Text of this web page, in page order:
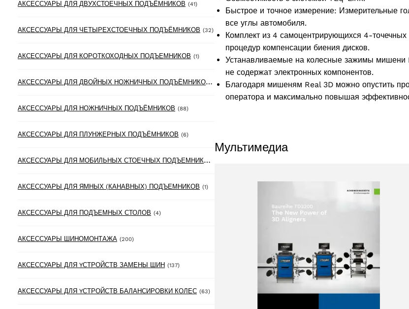
АКСЕССУАРЫ ДЛЯ ДВУХСТОЕЧНЫХ ПОДЪЁМНИКОВ (41)41 products
АКСЕССУАРЫ ДЛЯ ЧЕТЫРЕХСТОЕЧНЫХ ПОДЪЁМНИКОВ (32)32 products
АКСЕССУАРЫ ДЛЯ КОРОТКОХОДНЫХ ПОДЪЕМНИКОВ (1)1 product
А
КСЕССУАРЫ ДЛЯ ДВОЙНЫХ НОЖНИЧНЫХ ПОДЪЁМНИКОВ (6) 6 products
АКСЕССУАРЫ ДЛЯ НОЖНИЧНЫХ ПОДЪЁМНИКОВ (88)88 products
АКСЕССУАРЫ ДЛЯ ПЛУНЖЕРНЫХ ПОДЪЁМНИКОВ (6)6 products
А
КСЕССУАРЫ ДЛЯ МОБИЛЬНЫХ СТОЕЧНЫХ ПОДЪЕМНИКОВ
АКСЕССУАРЫ ДЛЯ ЯМНЫХ (КАНАВНЫХ) ПОДЪЕМНИКОВ (1)1 product
АКСЕССУАРЫ ДЛЯ ПОДЪЕМНЫХ СТОЛОВ (4)4 products
АКСЕССУАРЫ ШИНОМОНТАЖА (200)200 products
АКСЕССУАРЫ ДЛЯ YСТРОЙСТВ ЗАМЕНЫ ШИН (137)137 products
АКСЕССУАРЫ ДЛЯ YСТРОЙСТВ БАЛАНСИРОВКИ КОЛЕС (63)63 products
Быстрое и точное измерение: Измерительные
все углы автомобиля.
Комплект из 4 самоцентрирующихся 4-
процедур компенсации биения дисков.
Устанавливаемые на колесные зажимы мишени
не содержат электронных компонентов.
Благодаря мишеням Real 3D можно опустить
оператора и максимально повышая
Мультимедиа